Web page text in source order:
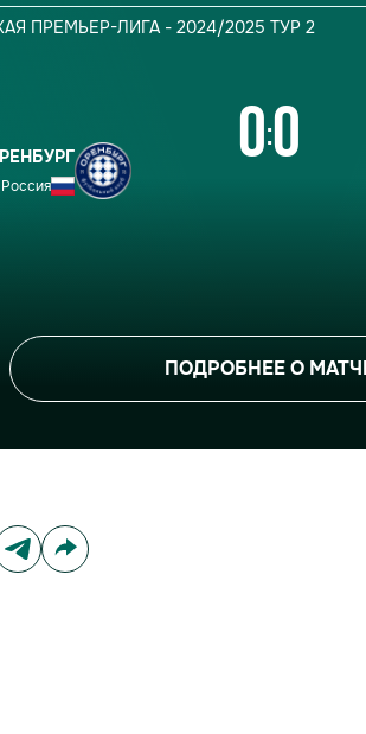
ПРЕМЬЕР-ЛИГА - 2024/2025 ТУР 2
0:0
ПОДРОБНЕЕ О